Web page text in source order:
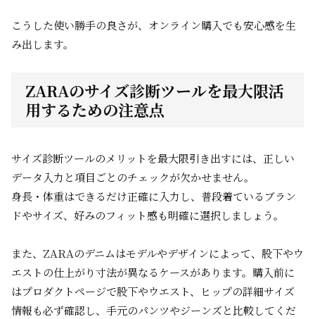
こうした使い勝手の良さが、オンライン購入でも安心感を生
み出します。
ZARAのサイズ診断ツールを最大限活
用するための注意点
サイズ診断ツールのメリットを最大限引き出すには、正しい
データ入力と項目ごとのチェックが欠かせません。
身長・体重はできるだけ正確に入力し、普段着ているブラン
ドやサイズ、好みのフィット感も明確に選択しましょう。
また、ZARAのデニムはモデルやデザインによって、股下やウ
エストの仕上がり寸法が異なるケースがあります。購入前に
はプロダクトページで股下やウエスト、ヒップの詳細サイズ
情報も必ず確認し、手元のパンツやジーンズと比較してくだ